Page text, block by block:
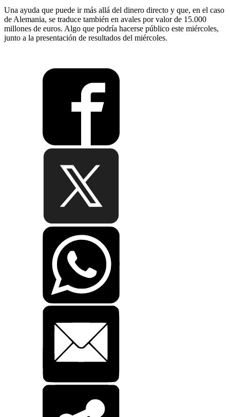
Una ayuda que puede ir más allá del dinero directo y que, en el caso
de Alemania, se traduce también en avales por valor de 15.000
millones de euros. Algo que podría hacerse público este miércoles,
junto a la presentación de resultados del miércoles.